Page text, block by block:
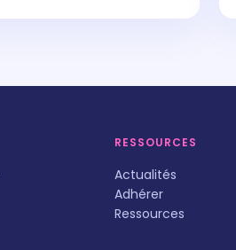
RESSOURCES
Actualités
Adhérer
Ressources